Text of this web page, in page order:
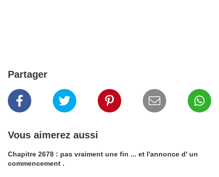
Partager
Vous aimerez aussi
Chapitre 2678 : pas vraiment une fin ... et l'annonce d' un
commencement .